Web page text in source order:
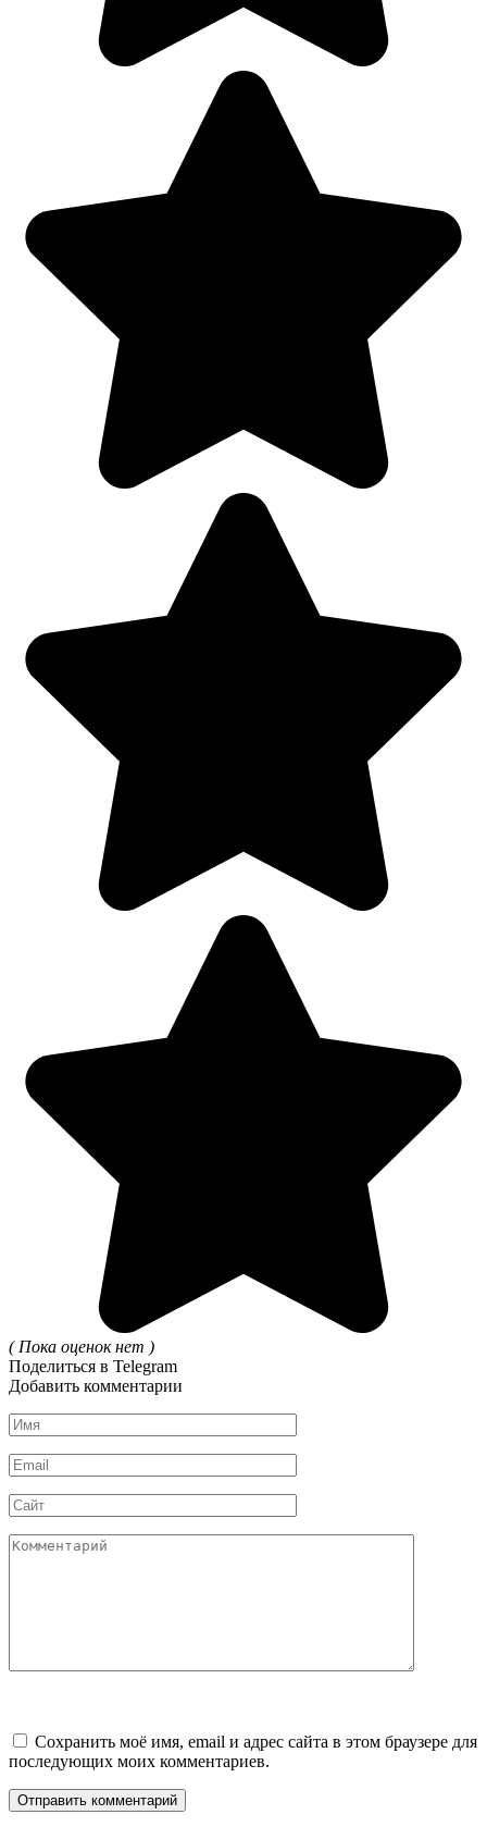
( Пока оценок нет )
Поделиться в Telegram
Добавить комментарии
Имя
*
Email
*
Сайт
Комментарий
Сохранить моё имя, email и адрес сайта в этом браузере для
последующих моих комментариев.